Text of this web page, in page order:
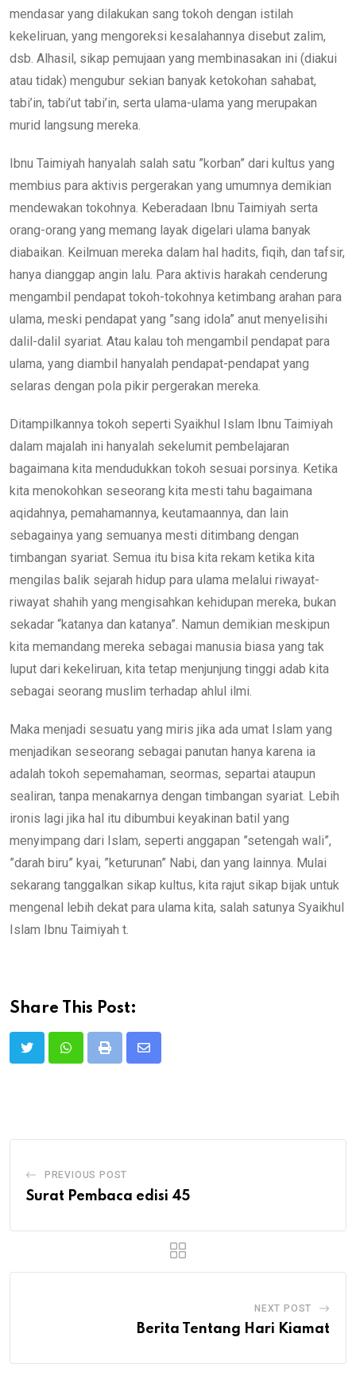
mendasar yang dilakukan sang tokoh dengan istilah
kekeliruan, yang mengoreksi kesalahannya disebut zalim,
dsb. Alhasil, sikap pemujaan yang membinasakan ini (diakui
atau tidak) mengubur sekian banyak ketokohan sahabat,
tabi’in, tabi’ut tabi’in, serta ulama-ulama yang merupakan
murid langsung mereka.
Ibnu Taimiyah hanyalah salah satu ”korban” dari kultus yang
membius para aktivis pergerakan yang umumnya demikian
mendewakan tokohnya. Keberadaan Ibnu Taimiyah serta
orang-orang yang memang layak digelari ulama banyak
diabaikan. Keilmuan mereka dalam hal hadits, fiqih, dan tafsir,
hanya dianggap angin lalu. Para aktivis harakah cenderung
mengambil pendapat tokoh-tokohnya ketimbang arahan para
ulama, meski pendapat yang ”sang idola” anut menyelisihi
dalil-dalil syariat. Atau kalau toh mengambil pendapat para
ulama, yang diambil hanyalah pendapat-pendapat yang
selaras dengan pola pikir pergerakan mereka.
Ditampilkannya tokoh seperti Syaikhul Islam Ibnu Taimiyah
dalam majalah ini hanyalah sekelumit pembelajaran
bagaimana kita mendudukkan tokoh sesuai porsinya. Ketika
kita menokohkan seseorang kita mesti tahu bagaimana
aqidahnya, pemahamannya, keutamaannya, dan lain
sebagainya yang semuanya mesti ditimbang dengan
timbangan syariat. Semua itu bisa kita rekam ketika kita
mengilas balik sejarah hidup para ulama melalui riwayat-
riwayat shahih yang mengisahkan kehidupan mereka, bukan
sekadar “katanya dan katanya”. Namun demikian meskipun
kita memandang mereka sebagai manusia biasa yang tak
luput dari kekeliruan, kita tetap menjunjung tinggi adab kita
sebagai seorang muslim terhadap ahlul ilmi.
Maka menjadi sesuatu yang miris jika ada umat Islam yang
menjadikan seseorang sebagai panutan hanya karena ia
adalah tokoh sepemahaman, seormas, separtai ataupun
sealiran, tanpa menakarnya dengan timbangan syariat. Lebih
ironis lagi jika hal itu dibumbui keyakinan batil yang
menyimpang dari Islam, seperti anggapan ”setengah wali”,
”darah biru” kyai, ”keturunan” Nabi, dan yang lainnya. Mulai
sekarang tanggalkan sikap kultus, kita rajut sikap bijak untuk
mengenal lebih dekat para ulama kita, salah satunya Syaikhul
Islam Ibnu Taimiyah t.
Share This Post:
Print
Share
PREVIOUS POST
Surat Pembaca edisi 45
NEXT POST
Berita Tentang Hari Kiamat